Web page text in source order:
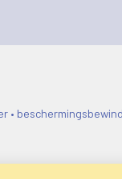
• beschermingsbewind